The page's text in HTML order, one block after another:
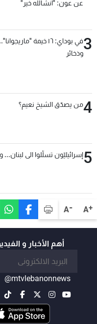
A+
A-
عن عون: "انشالله خير"
3
في بوداي: ١٦ خيمة
وذخائر
4من يصدّق الشيخ نعيم؟
5إسرائيليّون تسلّلوا الى
أهم الأخبار و
@mtvlebanonnews